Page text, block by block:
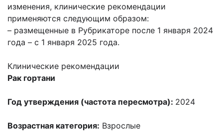
изменения, клинические рекомендации
применяются следующим образом:
– размещенные в Рубрикаторе после 1 января 2024
года – с 1 января 2025 года.
Клинические рекомендации
Рак гортани
Год утверждения (частота пересмотра): 2024
Возрастная категория: Взрослые